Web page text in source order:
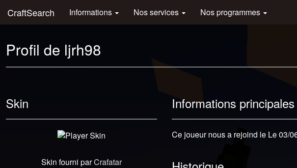
CraftSearch Informations Nos services Nos programmes
Profil de ljrh98
Skin
Skin fourni parCrafatar
Informations principales
Ce joueur nous a rejoind le Le 03/